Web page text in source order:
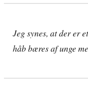
Jeg synes, at der er
håb bæres af unge